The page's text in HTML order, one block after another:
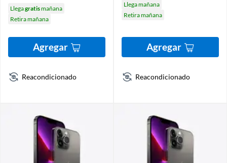
Llegagratismañana
Retira mañana
Agregar
Reacondicionado
Llega mañana
Retira mañana
Agregar
Reacondicionado